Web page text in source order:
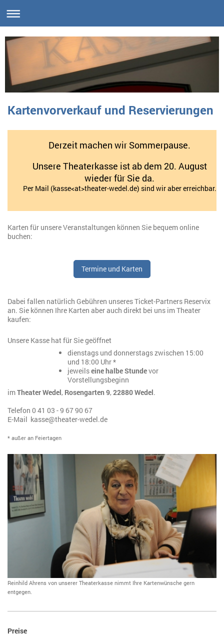
Kartenvorverkauf und Reservierungen
Derzeit machen wir Sommerpause.
Unsere Theaterkasse ist ab dem 20. August
wieder für Sie da.
Per Mail (kasse<at>theater-wedel.de) sind wir aber erreichbar.
Karten für unsere Veranstaltungen können Sie bequem online
buchen:
Termine und Karten
Dabei fallen natürlich Gebühren unseres Ticket-Partners Reservix
an. Sie können Ihre Karten aber auch direkt bei uns im Theater
kaufen:
Unsere Kasse hat für Sie geöffnet
dienstags und donnerstags zwischen 15:00
und 18:00 Uhr *
jeweilseine halbe Stundevor
Vorstellungsbeginn
imTheater Wedel, Rosengarten 9, 22880 Wedel.
Telefon 0 41 03 - 9 67 90 67
E-Mail kasse@theater-wedel.de
* außer an Feiertagen
Reinhild Ahrens von unserer Theaterkasse nimmt Ihre Kartenwünsche gern
entgegen.
Preise